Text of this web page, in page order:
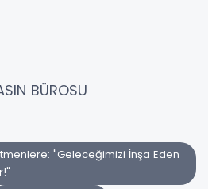
BÜROSU
"Geleceğimizi İnşa Eden